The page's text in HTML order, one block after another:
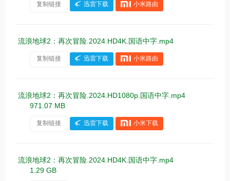
复制链接 迅雷下载 小米路由
流浪地球2：再次冒险.2024.HD4K.国语中字.mp4
复制链接 迅雷下载 小米路由
流浪地球2：再次冒险.2024.HD1080p.国语中字.mp4
971.07 MB
复制链接 迅雷下载 小米下载
流浪地球2：再次冒险.2024.HD4K.国语中字.mp4
1.29 GB